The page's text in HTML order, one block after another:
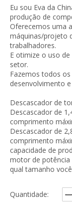
Eu sou Eva da
produção de
Oferecemos uma
máquinas/projeto
trabalhadores.
E otimize o uso
setor.
Fazemos todos
desenvolvimento
Descascador de
Descascador de
comprimento
Descascador de
comprimento
capacidade de
motor de potência
qual tamanho
Quantidade: